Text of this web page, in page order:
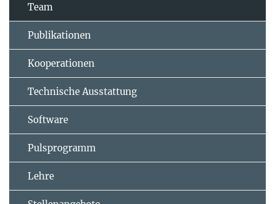
Team
Publikationen
Kooperationen
Technische Ausstattung
Software
Pulsprogramm
Lehre